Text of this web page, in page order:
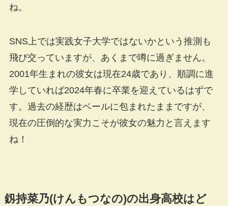
ね。
SNS上では実践女子大学ではないかという推測も
飛び交っていますが、あくまで噂に過ぎません。
2001年生まれの彼女は現在24歳であり、順調に進
学していれば2024年春に卒業を迎えているはずで
す。過去の経歴はベールに包まれたままですが、
現在の圧倒的な実力こそが彼女の魅力と言えます
ね！
釼持菜乃(けんもつなの)の出身高校はど